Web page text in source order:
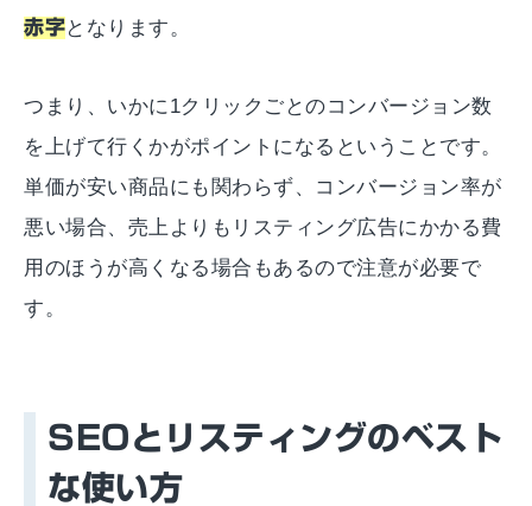
赤字となります。
つまり、いかに1クリックごとのコンバージョン数
を上げて行くかがポイントになるということです。
単価が安い商品にも関わらず、コンバージョン率が
悪い場合、売上よりもリスティング広告にかかる費
用のほうが高くなる場合もあるので注意が必要で
す。
SEOとリスティングのベスト
な使い方